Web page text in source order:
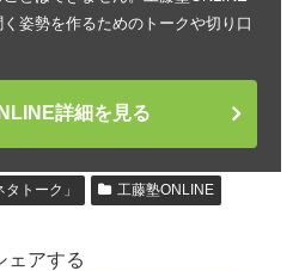
姿勢を作るためのトークや切り口
詳細を見る
トーク」 工藤塾ONLINE
ェアする